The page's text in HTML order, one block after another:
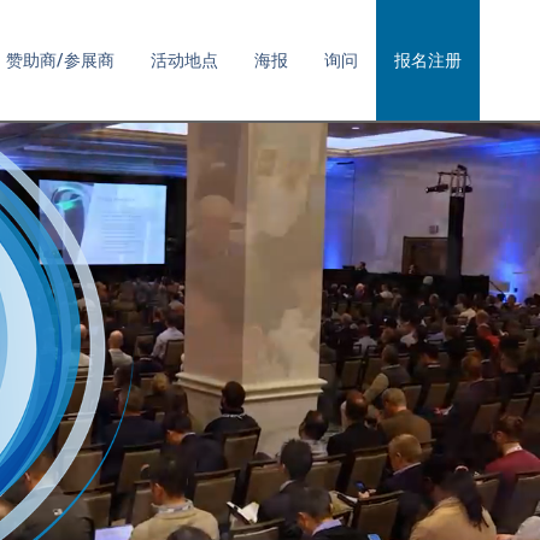
赞助商/参展商 活动地点 海报 询问 报名注册